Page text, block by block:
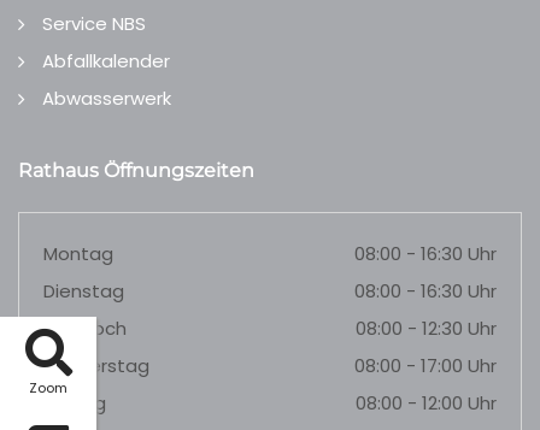
Zoom
Service NBS
Abfallkalender
Abwasserwerk
Rathaus Öffnungszeiten
Montag
08:00 - 16:30 Uhr
Dienstag
08:00 - 16:30 Uhr
Mittwoch
08:00 - 12:30 Uhr
Donnerstag
08:00 - 17:00 Uhr
Freitag
08:00 - 12:00 Uhr